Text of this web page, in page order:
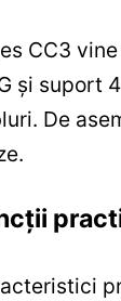
CC3
și suport
De